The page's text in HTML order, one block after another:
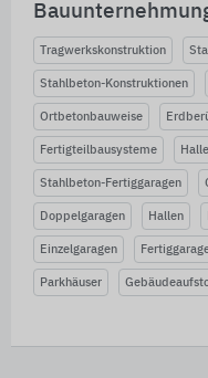
Tragwerkskonstruktion
Stahlbeton-Konstruktionen
Ortbetonbauweise
Fertigteilbausysteme
Stahlbeton-Fertiggaragen
Doppelgaragen Hallen
Einzelgaragen
Parkhäuser